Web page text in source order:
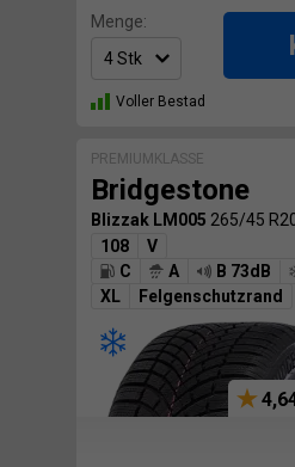
Menge:
Voller Bestad
PREMIUMKLASSE
Bridgestone
Blizzak LM005 265/45
108
V
C
A
B 73dB
XL
Felgenschutzrand